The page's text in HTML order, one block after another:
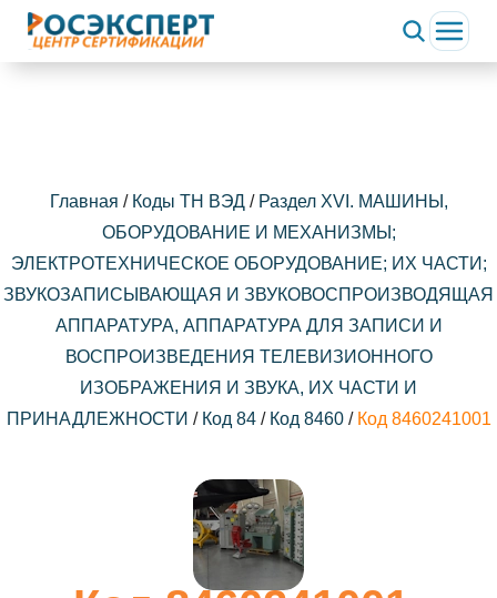
Главная / Коды ТН ВЭД/ Раздел XVI. МАШИНЫ,
ОБОРУДОВАНИЕ И МЕХАНИЗМЫ;
ЭЛЕКТРОТЕХНИЧЕСКОЕ ОБОРУДОВАНИЕ; ИХ ЧАСТИ;
ЗВУКОЗАПИСЫВАЮЩАЯ И ЗВУКОВОСПРОИЗВОДЯЩАЯ
АППАРАТУРА, АППАРАТУРА ДЛЯ ЗАПИСИ И
ВОСПРОИЗВЕДЕНИЯ ТЕЛЕВИЗИОННОГО
ИЗОБРАЖЕНИЯ И ЗВУКА, ИХ ЧАСТИ И
ПРИНАДЛЕЖНОСТИ / Код 84 / Код 8460 / Код 8460241001